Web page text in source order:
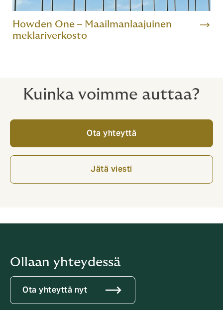
Howden One – Maailmanlaajuinen
meklariverkosto
Kuinka voimme auttaa?
Ota yhteyttä
Jätä viesti
Ollaan yhteydessä
Ota yhteyttä nyt